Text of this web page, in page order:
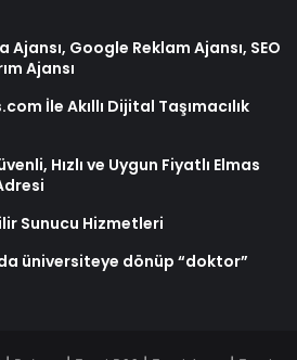
Google Reklam Ajansı, SEO
Ajansı
İle Akıllı Dijital Taşımacılık
Hızlı ve Uygun Fiyatlı Elmas
Sunucu Hizmetleri
üniversiteye dönüp “doktor”